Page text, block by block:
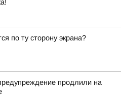
по ту сторону экрана?
продлили на